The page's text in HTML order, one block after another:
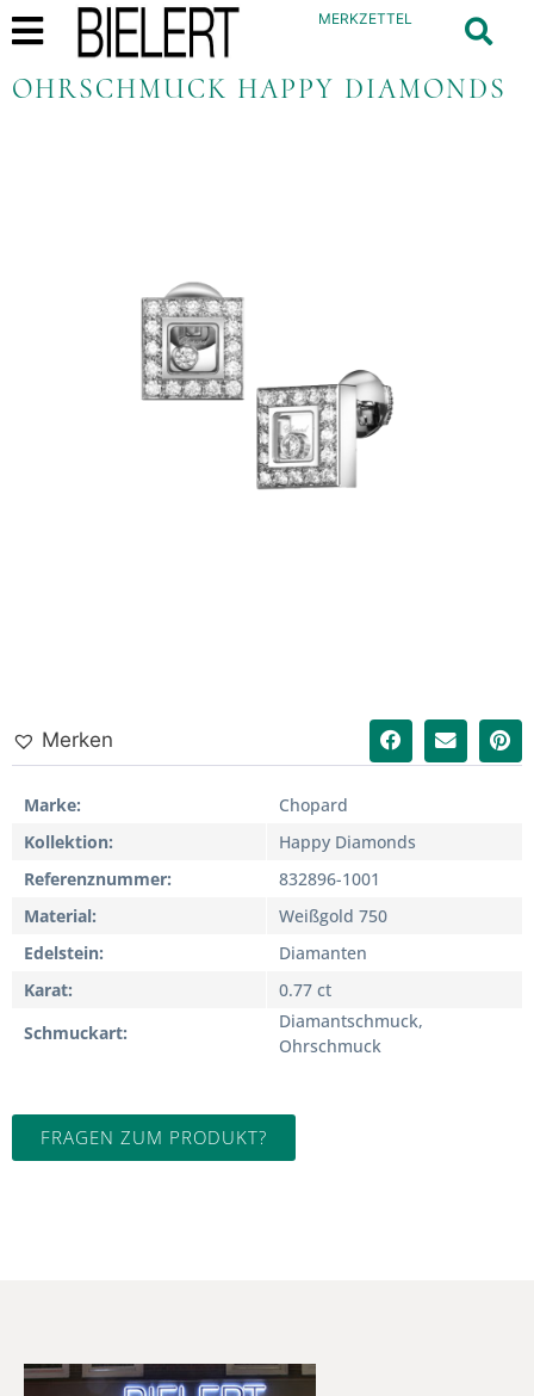
MERKZETTEL
OHRSCHMUCK HAPPY DIAMONDS
Merken
Marke
Chopard
Kollektion
Happy Diamonds
Referenznummer
832896-1001
Material
Weißgold 750
Edelstein
Diamanten
Karat
0.77 ct
Schmuckart
Diamantschmuck,
Ohrschmuck
FRAGEN ZUM PRODUKT?